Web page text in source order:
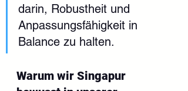
darin, Robustheit und
Anpassungsfähigkeit in
Balance zu halten.
Warum wir Singapur